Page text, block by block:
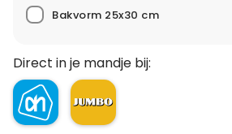
Bakvorm 25x30 cm
Direct in je mandje bij: